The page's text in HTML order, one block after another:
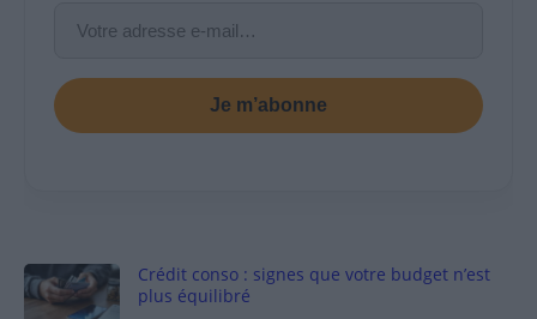
Je m’abonne
Crédit conso : signes que votre budget n’est
plus équilibré